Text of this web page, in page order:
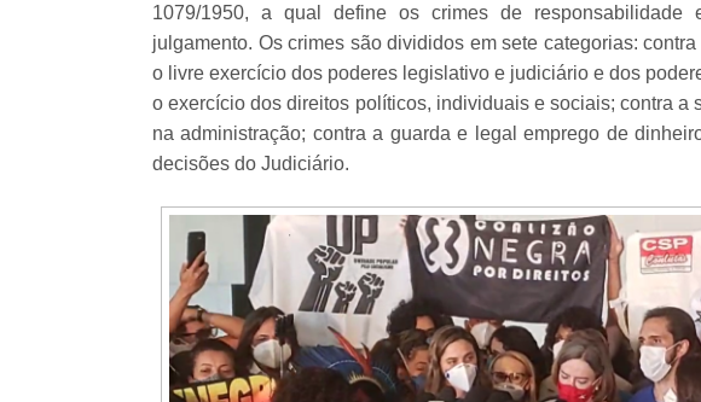
1079/1950, a qual define os crimes de responsabilidade
julgamento. Os crimes são divididos em sete categorias:
o livre exercício dos poderes legislativo e judiciário e dos
o exercício dos direitos políticos, individuais e sociais; contra a
na administração; contra a guarda e legal emprego de
decisões do Judiciário.